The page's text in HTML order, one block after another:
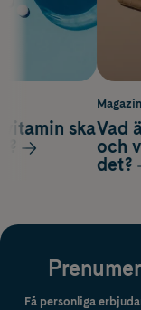
skaVad
och
det?
Få personliga